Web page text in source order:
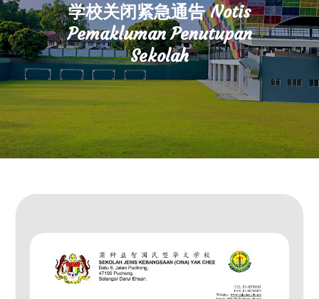
学校关闭紧急通告 Notis
Pemakluman Penutupan
Sekolah